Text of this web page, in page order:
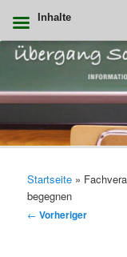
Zum
primären
springen
Startseite »
begegnen
Beitragsnavigation
← Vorheriger
Inhalte